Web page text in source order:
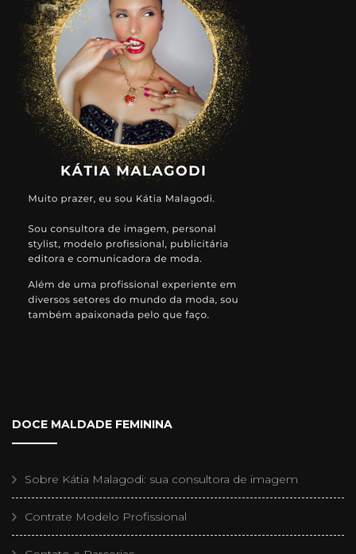
DOCE MALDADE FEMININA
Sobre Kátia Malagodi: sua consultora de imagem
Contrate Modelo Profissional